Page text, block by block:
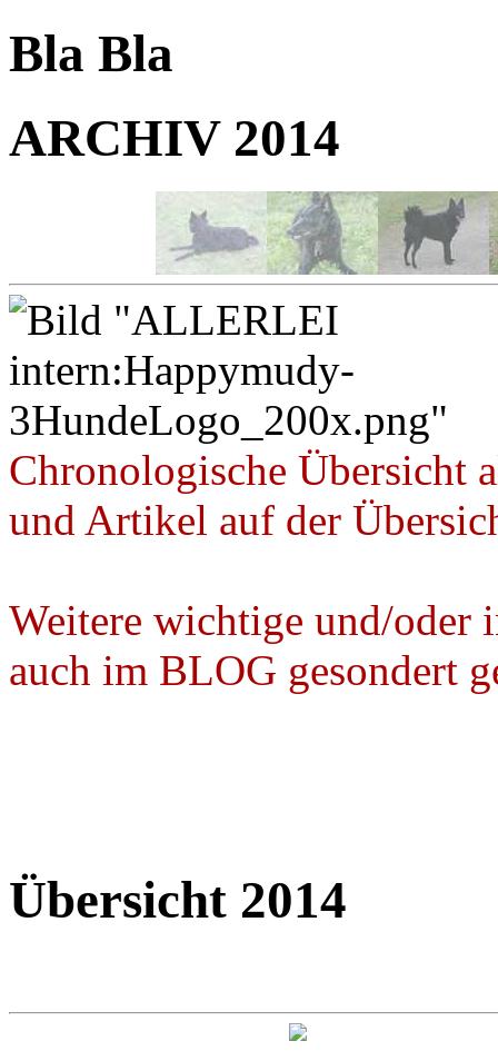
Bla Bla
ARCHIV 2014
Chronologische Übersicht
und Artikel auf der
Weitere wichtige und/oder
auch im BLOG gesondert
Übersicht 2014